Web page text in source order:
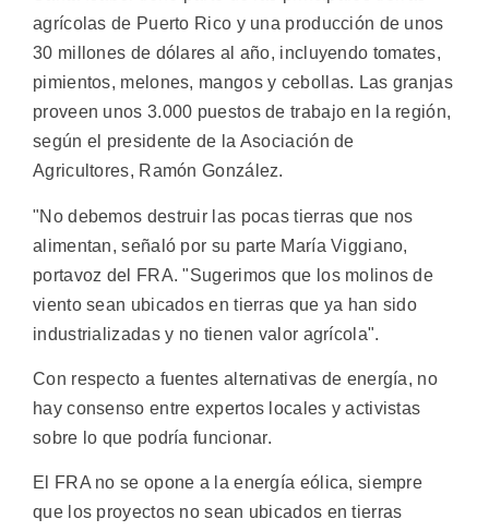
agrícolas de Puerto Rico y una producción de unos
30 millones de dólares al año, incluyendo tomates,
pimientos, melones, mangos y cebollas. Las granjas
proveen unos 3.000 puestos de trabajo en la región,
según el presidente de la Asociación de
Agricultores, Ramón González.
"No debemos destruir las pocas tierras que nos
alimentan, señaló por su parte María Viggiano,
portavoz del FRA. "Sugerimos que los molinos de
viento sean ubicados en tierras que ya han sido
industrializadas y no tienen valor agrícola".
Con respecto a fuentes alternativas de energía, no
hay consenso entre expertos locales y activistas
sobre lo que podría funcionar.
El FRA no se opone a la energía eólica, siempre
que los proyectos no sean ubicados en tierras